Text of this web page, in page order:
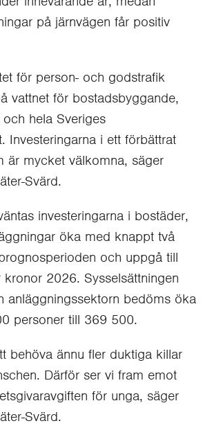
på järnvägen får positiv
för person- och godstrafik
vattnet för bostadsbyggande,
hela Sveriges
Investeringarna i ett förbättrat
är mycket välkomna, säger
Svärd.
investeringarna i bostäder,
öka med knappt två
och uppgå till
2026. Sysselsättningen
anläggningssektorn bedöms öka
personer till 369 500.
behöva ännu fler duktiga killar
Därför ser vi fram emot
för unga, säger
Svärd.